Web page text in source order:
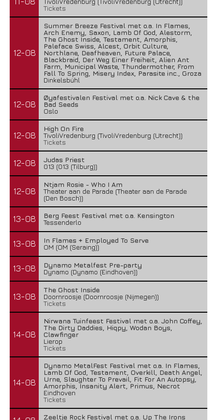
Tickets
12-08
Summer Breeze Festival met o.a. In Flames,
Arch Enemy, Saxon, Lamb Of God, Alestorm,
The Ghost Inside, Testament, Amorphis,
Paleface Swiss, Alcest, Orbit Culture,
Northlane, Deafheaven, Future Palace,
Blackbraid, Der Weg Einer Freiheit, Alien Ant
Farm, Municipal Waste, Thundermother, From
Fall To Spring, Misery Index, Parasite inc., Groza
Dinkelsbühl
12-08
Øyafestivalen Festival met o.a. Nick Cave & the
Bad Seeds
Oslo
12-08
High On Fire
TivoliVredenburg (TivoliVredenburg (Utrecht))
Tickets
12-08
Judas Priest
013 (013 (Tilburg))
12-08
Ntjam Rosie - Who I Am
Theater aan de Parade (Theater aan de Parade
(Den Bosch))
13-08
Berg Feest Festival met o.a. Kensington
Tessenderlo
13-08
In Flames + Employed To Serve
OM (OM (Seraing))
13-08
Dynamo Metalfest Pre-party
Dynamo (Dynamo (Eindhoven))
13-08
The Ghost Inside
Doornroosje (Doornroosje (Nijmegen))
Tickets
14-08
Nirwana Tuinfeest Festival met o.a. John Coffey,
The Dirty Daddies, Hiqpy, Wodan Boys,
Clawfinger
Lierop
Tickets
14-08
Dynamo MetalFest Festival met o.a. In Flames,
Lamb Of God, Testament, Overkill, Death Angel,
Urne, Slaughter To Prevail, Fit For An Autopsy,
Amorphis, Insanity Alert, Primus, Necrot
Eindhoven
Tickets
Zeeltje Rock Festival met o.a. Up The Irons